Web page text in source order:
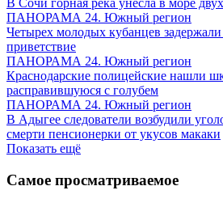
В Сочи горная река унесла в море
ПАНОРАМА 24. Южный регион
Четырех молодых кубанцев задержали
приветствие
ПАНОРАМА 24. Южный регион
Краснодарские полицейские нашли
расправившуюся с голубем
ПАНОРАМА 24. Южный регион
В Адыгее следователи возбудили
смерти пенсионерки от укусов макаки
Показать ещё
Самое просматриваемое